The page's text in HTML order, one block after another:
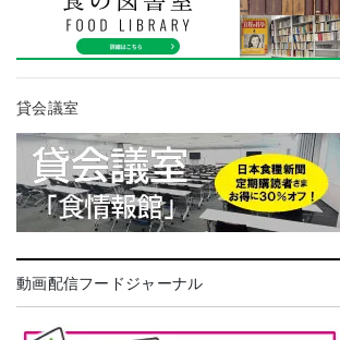
貸会議室
動画配信フードジャーナル